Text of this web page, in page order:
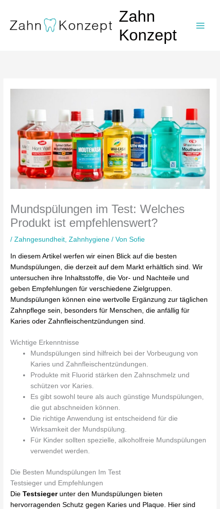
springen
Zahn
Konzept
Mundspülungen im Test: Welches
Produkt ist empfehlenswert?
/Zahngesundheit ,Zahnhygiene / VonSofie
In diesem Artikel werfen wir einen Blick auf die besten
Mundspülungen, die derzeit auf dem Markt erhältlich sind. Wir
untersuchen ihre Inhaltsstoffe, die Vor- und Nachteile und
geben Empfehlungen für verschiedene Zielgruppen.
Mundspülungen können eine wertvolle Ergänzung zur täglichen
Zahnpflege sein, besonders für Menschen, die anfällig für
Karies oder Zahnfleischentzündungen sind.
Wichtige Erkenntnisse
Mundspülungen sind hilfreich bei der Vorbeugung von
Karies und Zahnfleischentzündungen.
Produkte mit Fluorid stärken den Zahnschmelz und
schützen vor Karies.
Es gibt sowohl teure als auch günstige Mundspülungen,
die gut abschneiden können.
Die richtige Anwendung ist entscheidend für die
Wirksamkeit der Mundspülung.
Für Kinder sollten spezielle, alkoholfreie Mundspülungen
verwendet werden.
Die Besten Mundspülungen Im Test
Testsieger und Empfehlungen
DieTestsiegerunter den Mundspülungen bieten
hervorragenden Schutz gegen Karies und Plaque. Hier sind